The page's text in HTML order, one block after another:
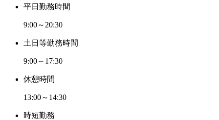
平日勤務時間
9:00～20:30
土日等勤務時間
9:00～17:30
休憩時間
13:00～14:30
時短勤務